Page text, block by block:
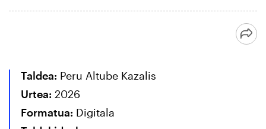
Taldea: Peru Altube Kazalis
Urtea: 2026
Formatua: Digitala